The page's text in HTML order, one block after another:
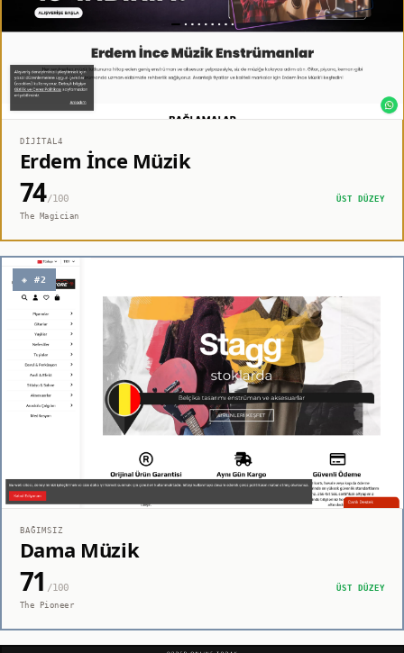
DIJITAL4
Erdem İnce Müzik
74/100
ÜST DÜZEY
The Magician
◈ #2
BAĞIMSIZ
Dama Müzik
71 /100
ÜST DÜZEY
The Pioneer